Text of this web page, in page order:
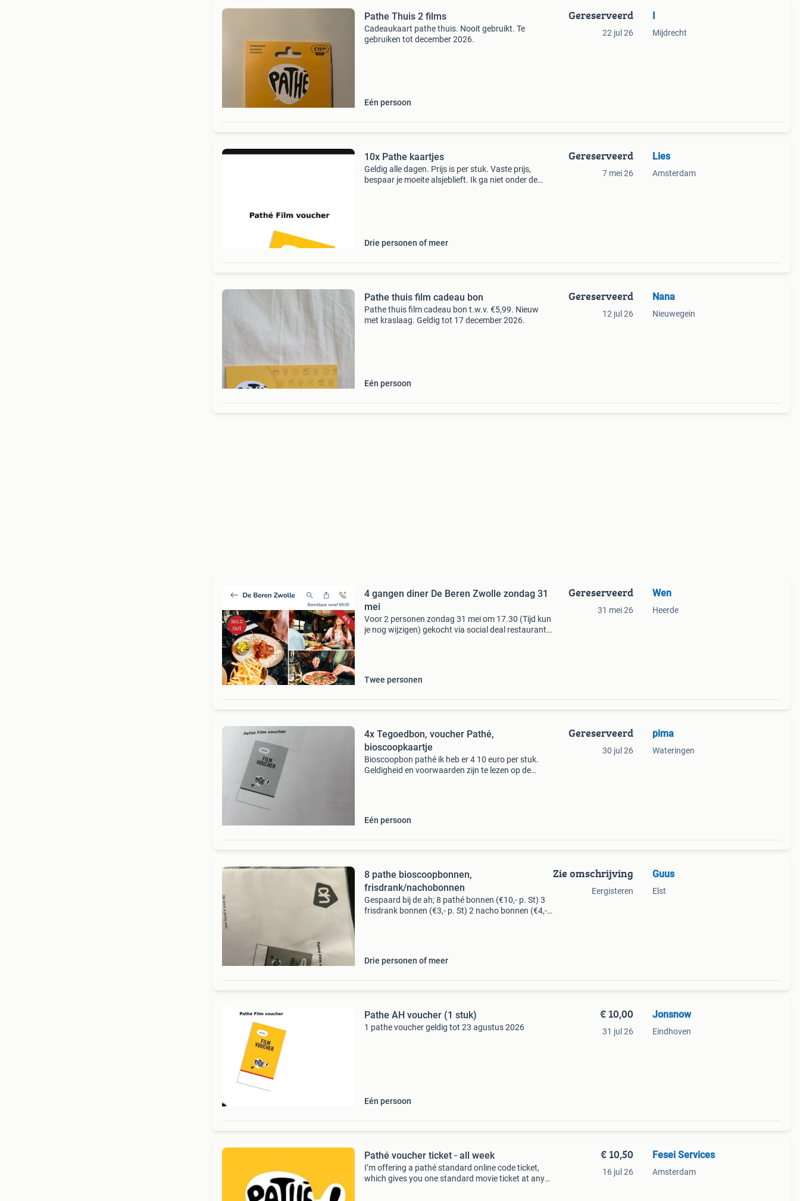
Pathe Thuis 2 films
Cadeaukaart pathe thuis. Nooit gebruikt. Te
gebruiken tot december 2026.
Eén persoon
Gereserveerd
22 jul 26
I
Mijdrecht
10x Pathe kaartjes
Geldig alle dagen. Prijs is per stuk. Vaste prijs,
bespaar je moeite alsjeblieft. Ik ga niet onder de
Drie personen of meer
Gereserveerd
7 mei 26
Lies
Amsterdam
Pathe thuis film cadeau bon
Pathe thuis film cadeau bon t.w.v. €5,99. Nieuw
met kraslaag. Geldig tot 17 december 2026.
Eén persoon
Gereserveerd
12 jul 26
Nana
Nieuwegein
4 gangen diner De Beren Zwolle zondag 31
mei
Voor 2 personen zondag 31 mei om 17.30 (Tijd kun
je nog wijzigen) gekocht via social deal restaurant
Twee personen
Gereserveerd
31 mei 26
Wen
Heerde
4x Tegoedbon, voucher Pathé,
bioscoopkaartje
Bioscoopbon pathé ik heb er 4 10 euro per stuk.
Geldigheid en voorwaarden zijn te lezen op de
Eén persoon
Gereserveerd
30 jul 26
pima
Wateringen
8 pathe bioscoopbonnen,
frisdrank/nachobonnen
Gespaard bij de ah; 8 pathé bonnen (€10,- p. St) 3
frisdrank bonnen (€3,- p. St) 2 nacho bonnen (€4,-
Drie personen of meer
Zie omschrijving
Eergisteren
Guus
Elst
Pathe AH voucher (1 stuk)
1 pathe voucher geldig tot 23 agustus 2026
Eén persoon
€ 10,00
31 jul 26
Jonsnow
Eindhoven
Pathé voucher ticket - all week
I’m offering a pathé standard online code ticket,
which gives you one standard movie ticket at any
€ 10,50
16 jul 26
Fesei Services
Amsterdam